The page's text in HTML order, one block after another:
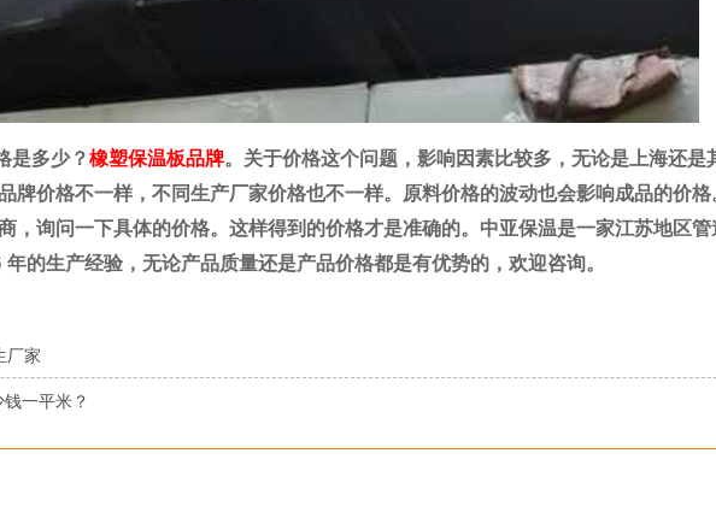
是多少？橡塑保温板品牌。关于价格这个问题，影响因素比较多，无论是上海还是
牌价格不一样，不同生产厂家价格也不一样。原料价格的波动也会影响成品的价格
，询问一下具体的价格。这样得到的价格才是准确的。中亚保温是一家江苏地区
年的生产经验，无论产品质量还是产品价格都是有优势的，欢迎咨询。
厂家
一平米？